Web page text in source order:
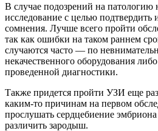
В случае подозрений на патологию
исследование с целью подтвердить
сомнения. Лучше всего пройти
так как ошибки на таком раннем
случаются часто — по
некачественного оборудования
проведенной диагностики.
Также придется пройти УЗИ еще
каким-то причинам на первом
прослушать сердцебиение
различить зародыш.